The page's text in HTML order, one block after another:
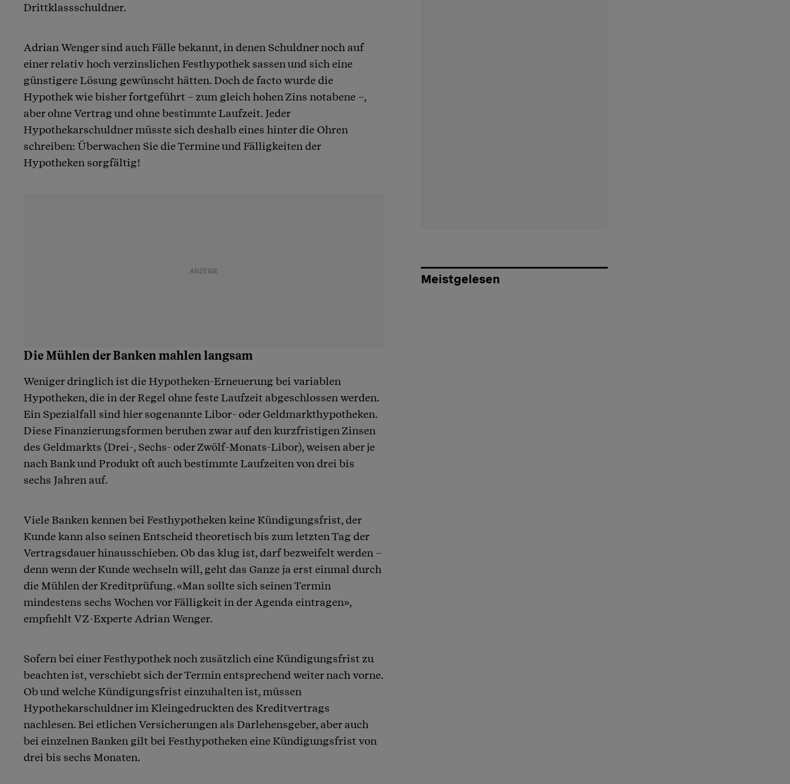
Drittklassschuldner.
Adrian Wenger sind auch Fälle bekannt, in denen Schuldner noch auf
einer relativ hoch verzinslichen Festhypothek sassen und sich eine
günstigere Lösung gewünscht hätten. Doch de facto wurde die
Hypothek wie bisher fortgeführt – zum gleich hohen Zins notabene –,
aber ohne Vertrag und ohne bestimmte Laufzeit. Jeder
Hypothekarschuldner müsste sich deshalb eines hinter die Ohren
schreiben: Überwachen Sie die Termine und Fälligkeiten der
Hypotheken sorgfältig!
Die Mühlen der Banken mahlen langsam
Weniger dringlich ist die Hypotheken-Erneuerung bei variablen
Hypotheken, die in der Regel ohne feste Laufzeit abgeschlossen werden.
Ein Spezialfall sind hier sogenannte Libor- oder Geldmarkthypotheken.
Diese Finanzierungsformen beruhen zwar auf den kurzfristigen Zinsen
des Geldmarkts (Drei-, Sechs- oder Zwölf-Monats-Libor), weisen aber je
nach Bank und Produkt oft auch bestimmte Laufzeiten von drei bis
sechs Jahren auf.
Viele Banken kennen bei Festhypotheken keine Kündigungsfrist, der
Kunde kann also seinen Entscheid theoretisch bis zum letzten Tag der
Vertragsdauer hinausschieben. Ob das klug ist, darf bezweifelt werden –
denn wenn der Kunde wechseln will, geht das Ganze ja erst einmal durch
die Mühlen der Kreditprüfung. «Man sollte sich seinen Termin
mindestens sechs Wochen vor Fälligkeit in der Agenda eintragen»,
empfiehlt VZ-Experte Adrian Wenger.
Sofern bei einer Festhypothek noch zusätzlich eine Kündigungsfrist zu
beachten ist, verschiebt sich der Termin entsprechend weiter nach vorne.
Ob und welche Kündigungsfrist einzuhalten ist, müssen
Hypothekarschuldner im Kleingedruckten des Kreditvertrags
nachlesen. Bei etlichen Versicherungen als Darlehensgeber, aber auch
bei einzelnen Banken gilt bei Festhypotheken eine Kündigungsfrist von
drei bis sechs Monaten.
Meistgelesen